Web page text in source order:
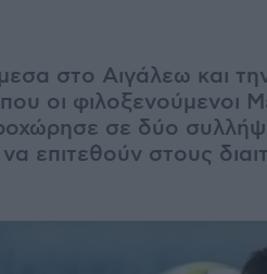
στο Αιγάλεω και
οι φιλοξενούμενοι
σε δύο
επιτεθούν στους